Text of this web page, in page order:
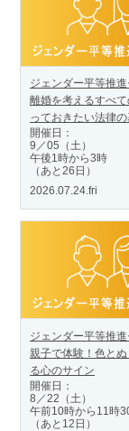
ジェンダー平等推
離婚を考えるすべ
っておきたい法律
開催日：
9／05（土）
午後1時から3時
（あと26日）
2026.07.24.fri
ジェンダー平等推
親子で体験！色とぬ
る心のサイン
開催日：
8／22（土）
午前10時から11時
（あと12日）